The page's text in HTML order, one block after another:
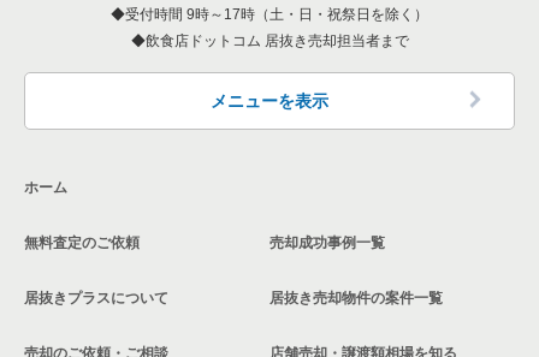
神奈川県のアジア料理の居抜き売却物件の案件一覧
神奈川県のカフェの居抜き売却物件の案件一覧
神奈川県のお弁当・惣菜・デリの居抜き売却物件の案件一覧
神奈川県のカラオケ・パブ・スナックの居抜き売却物件の案件
横浜市中区のアジア料理の居抜き売却物件の案件一覧
横浜市中区のカフェの居抜き売却物件の案件一覧
横浜市中区のカラオケ・パブ・スナックの居抜き売却物件の案
一覧
関内駅の鉄板焼き・お好み焼の居抜き売却物件の案件一覧
関内駅のアジア料理の居抜き売却物件の案件一覧
関内駅のテイクアウトの居抜き売却物件の案件一覧
関内駅のカラオケ・パブ・スナックの居抜き売却物件の案件一
横浜市中区の10坪以下の飲食店の居抜き売却物件の案件一覧
関内駅の10坪以下の飲食店の居抜き売却物件の案件一覧
神奈川県の20坪以下の飲食店の居抜き売却物件の案件一覧
横浜市中区の20坪以下の飲食店の居抜き売却物件の案件一覧
関内駅の20坪以下の飲食店の居抜き売却物件の案件一覧
神奈川県の20坪以下の洋食の居抜き売却物件の案件一覧
受付時間 9時～17時（土・日・祝祭日を除く）
飲食店ドットコム 居抜き売却担当者まで
メニューを表示
ホーム
無料査定のご依頼
居抜きプラスについて
売却のご依頼・ご相談
売却成功事例一覧
居抜き売却物件の案件一覧
店舗売却・譲渡額相場を知る